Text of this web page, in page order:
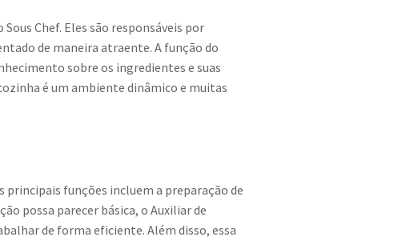
Chef. Eles são responsáveis por
de maneira atraente. A função do
sobre os ingredientes e suas
é um ambiente dinâmico e muitas
principais funções incluem a preparação de
possa parecer básica, o Auxiliar de
de forma eficiente. Além disso, essa